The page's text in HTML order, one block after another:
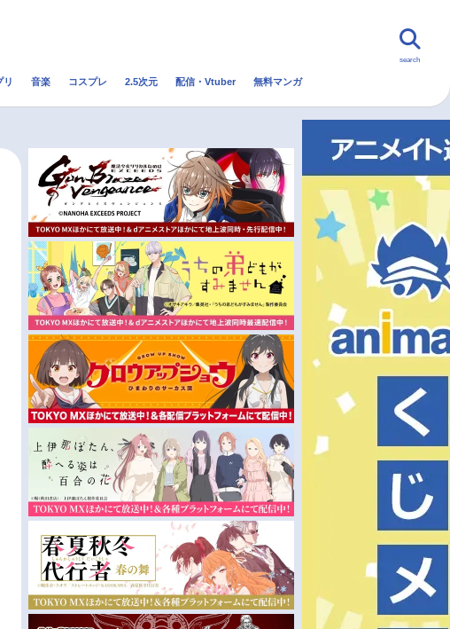
配信・Vtuber トレンド 無料マンガ
日別一覧 秋アニメ
冬アニメ
search
リ 音楽 コスプレ 2.5次元 配信・Vtuber 無料マンガ